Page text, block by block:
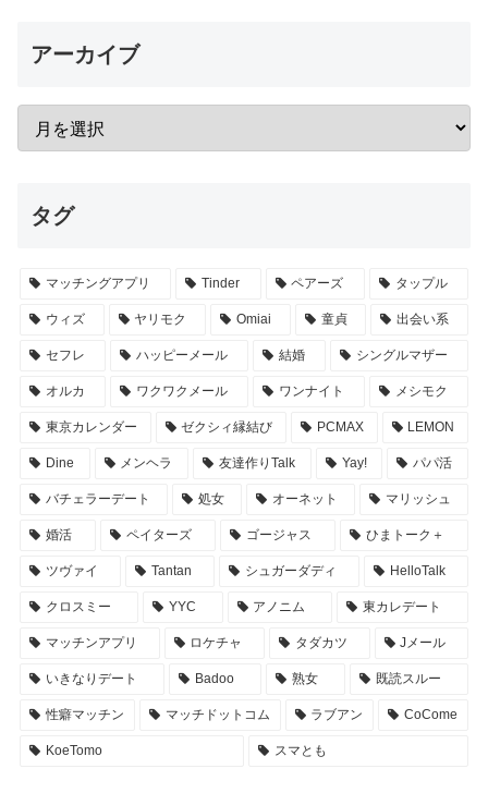
アーカイブ
タグ
マッチングアプリ Tinder ペアーズ タップル
ウィズ ヤリモク Omiai 童貞 出会い系
セフレ ハッピーメール 結婚 シングルマザー
オルカ ワクワクメール ワンナイト メシモク
東京カレンダー ゼクシィ縁結び PCMAX LEMON
Dine メンヘラ 友達作りTalk Yay! パパ活
バチェラーデート 処女 オーネット マリッシュ
婚活 ペイターズ ゴージャス ひまトーク＋
ツヴァイ Tantan シュガーダディ HelloTalk
クロスミー YYC アノニム 東カレデート
マッチンアプリ ロケチャ タダカツ Jメール
いきなりデート Badoo 熟女 既読スルー
性癖マッチン マッチドットコム ラブアン CoCome
KoeTomo スマとも